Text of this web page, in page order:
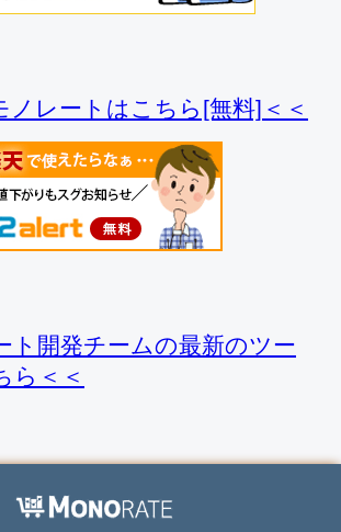
ノレートはこちら[無料]＜＜
ト開発チームの最新のツー
ら＜＜